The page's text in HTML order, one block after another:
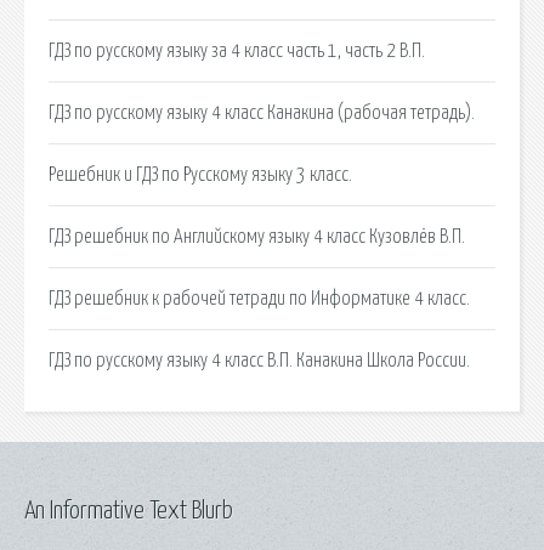
ГДЗ по русскому языку за 4 класс часть 1, часть 2 В.П.
ГДЗ по русскому языку 4 класс Канакина (рабочая тетрадь).
Решебник и ГДЗ по Русскому языку 3 класс.
ГДЗ решебник по Английскому языку 4 класс Кузовлёв В.П.
ГДЗ решебник к рабочей тетради по Информатике 4 класс.
ГДЗ по русскому языку 4 класс В.П. Канакина Школа России.
An Informative Text Blurb